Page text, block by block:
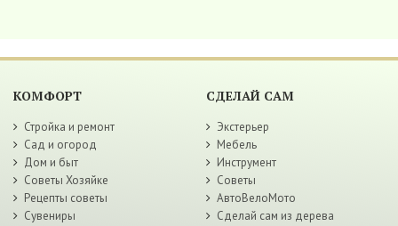
КОМФОРТ
Стройка и ремонт
Сад и огород
Дом и быт
Советы Хозяйке
Рецепты советы
Сувениры
СДЕЛАЙ САМ
Экстерьер
Мебель
Инструмент
Советы
АвтоВелоМото
Сделай сам из дерева